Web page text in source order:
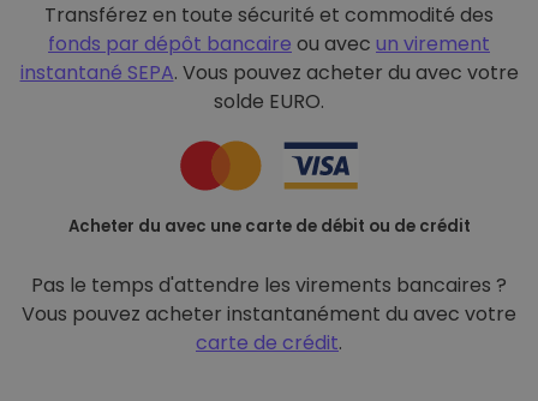
Transférez en toute sécurité et commodité des
fonds par dépôt bancaire ou avec un virement
instantané SEPA. Vous pouvez acheter du avec votre
solde EURO.
Acheter du avec une carte de débit ou de crédit
Pas le temps d'attendre les virements bancaires ?
Vous pouvez acheter instantanément du avec votre
carte de crédit.